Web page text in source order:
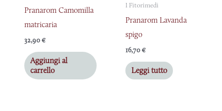
Pranarom Camomilla
matricaria
32,90€
Aggiungi al
carrello
I Fitorimedi
Pranarom Lavanda
spigo
16,70€
Leggi tutto